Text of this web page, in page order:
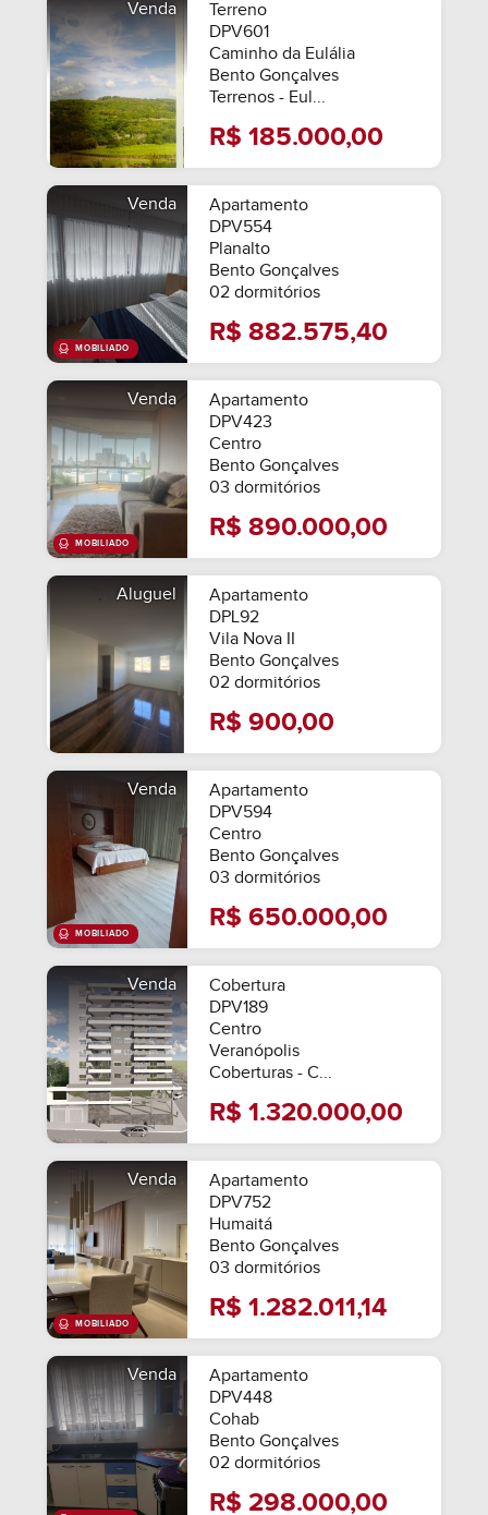
MOBILIADO
Venda
Terreno
DPV601
Caminho da Eulália
Bento Gonçalves
Terrenos - Eul...
R$ 185.000,00
Venda
Apartamento
DPV554
Planalto
Bento Gonçalves
02 dormitórios
R$ 882.575,40
Venda
Apartamento
DPV423
Centro
Bento Gonçalves
03 dormitórios
R$ 890.000,00
Aluguel
Apartamento
DPL92
Vila Nova II
Bento Gonçalves
02 dormitórios
R$ 900,00
Venda
Apartamento
DPV594
Centro
Bento Gonçalves
03 dormitórios
R$ 650.000,00
Venda
Cobertura
DPV189
Centro
Veranópolis
Coberturas - C...
R$ 1.320.000,00
Venda
Apartamento
DPV752
Humaitá
Bento Gonçalves
03 dormitórios
R$ 1.282.011,14
Venda
Apartamento
DPV448
Cohab
Bento Gonçalves
02 dormitórios
R$ 298.000,00